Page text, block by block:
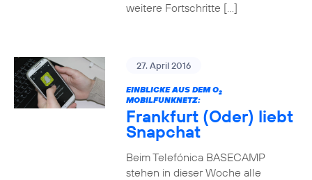
weitere Fortschritte […]
27. April 2016
EINBLICKE AUS DEM O2
MOBILFUNKNETZ:
Frankfurt (Oder) liebt
Snapchat
Beim Telefónica BASECAMP
stehen in dieser Woche alle